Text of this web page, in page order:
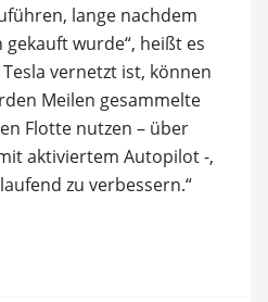
lange nachdem
wurde“, heißt es
vernetzt ist, können
Meilen gesammelte
Flotte nutzen – über
aktiviertem Autopilot -,
zu verbessern.“